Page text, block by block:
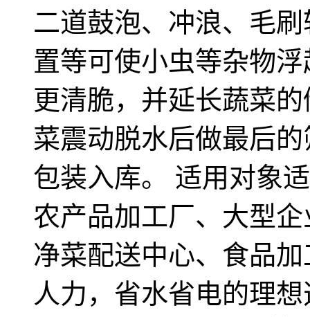
二道鼓泡、冲浪、毛
置等可使小虫等杂物
更清脆，并延长蔬菜
菜震动脱水后做最后
包装入库。 适用对象
农产品加工厂、大型
净菜配送中心、食品
人力，省水省电的理